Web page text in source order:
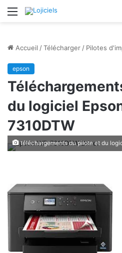
Menu
Accueil /Télécharger / Pilotes
epson
du logiciel
7310DTW
téléchargements du pilote et du